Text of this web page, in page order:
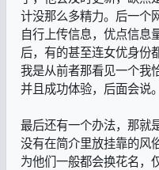
计没那么多精力。后一个
自行上传信息，优点信息
后，有的甚至连女优身份
我是从前者那看见一个我
并且成功体验，后面会说。
最后还有一个办法，那就
没有在简介里放挂靠的风
为他们一般都会换花名，